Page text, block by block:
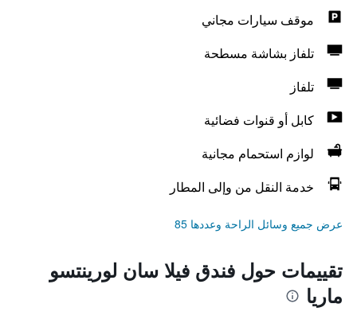
موقف سيارات مجاني
تلفاز بشاشة مسطحة
تلفاز
كابل أو قنوات فضائية
لوازم استحمام مجانية
خدمة النقل من وإلى المطار
عرض جميع وسائل الراحة وعددها 85
تقييمات حول فندق فيلا سان لورينتسو
ماريا